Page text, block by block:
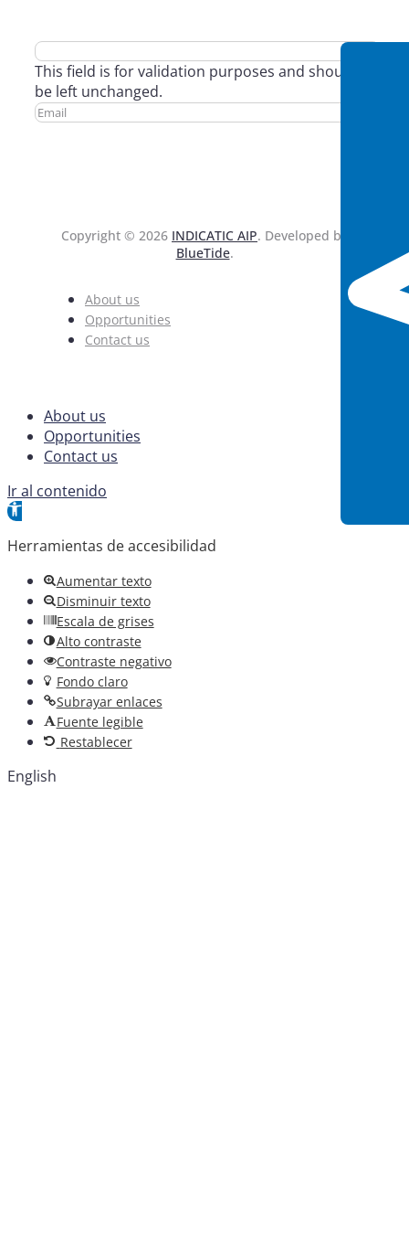
This field is for validation purposes and should
be left unchanged.
Copyright © 2026 INDICATIC AIP. Developed by
BlueTide.
About us
Opportunities
Contact us
About us
Opportunities
Contact us
Ir al contenido
Abrir barra de herramientas
Herramientas de accesibilidad
Aumentar texto
Disminuir texto
Escala de grises
Alto contraste
Contraste negativo
Fondo claro
Subrayar enlaces
Fuente legible
Restablecer
English